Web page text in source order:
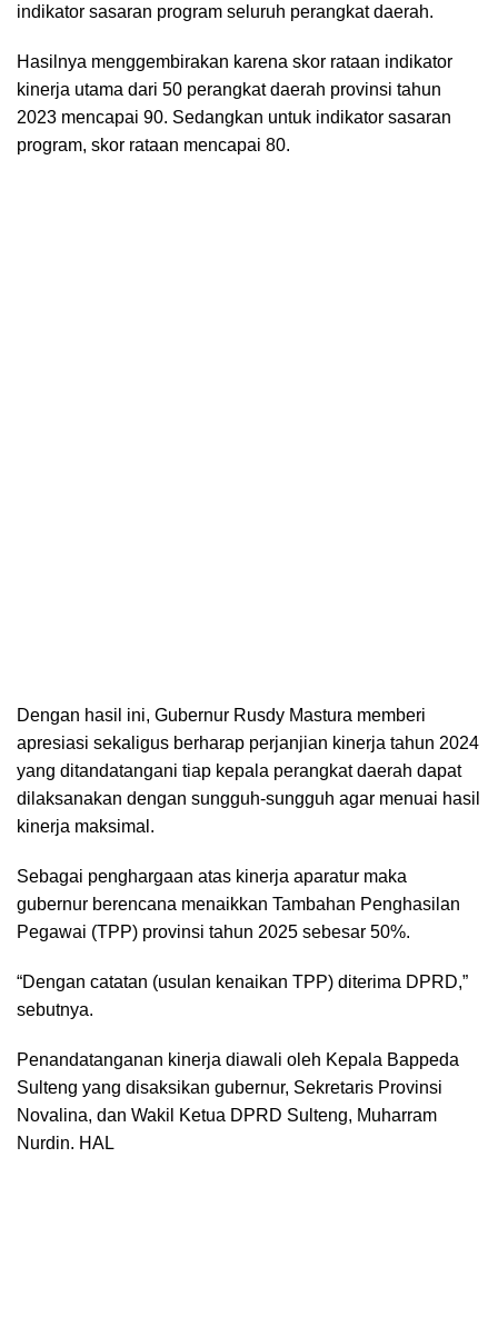
indikator sasaran program seluruh perangkat daerah.
Hasilnya menggembirakan karena skor rataan indikator
kinerja utama dari 50 perangkat daerah provinsi tahun
2023 mencapai 90. Sedangkan untuk indikator sasaran
program, skor rataan mencapai 80.
Dengan hasil ini, Gubernur Rusdy Mastura memberi
apresiasi sekaligus berharap perjanjian kinerja tahun 2024
yang ditandatangani tiap kepala perangkat daerah dapat
dilaksanakan dengan sungguh-sungguh agar menuai hasil
kinerja maksimal.
Sebagai penghargaan atas kinerja aparatur maka
gubernur berencana menaikkan Tambahan Penghasilan
Pegawai (TPP) provinsi tahun 2025 sebesar 50%.
“Dengan catatan (usulan kenaikan TPP) diterima DPRD,”
sebutnya.
Penandatanganan kinerja diawali oleh Kepala Bappeda
Sulteng yang disaksikan gubernur, Sekretaris Provinsi
Novalina, dan Wakil Ketua DPRD Sulteng, Muharram
Nurdin. HAL